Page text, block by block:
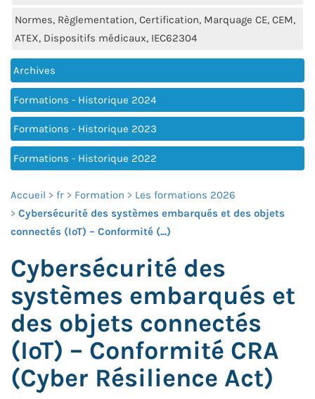
Normes, Règlementation, Certification, Marquage CE, CEM,
ATEX, Dispositifs médicaux, IEC62304
Archives
Formations - Historique 2024
Formations - Historique 2023
Formations - Historique 2022
Accueil fr Formation
Les formations 2026
Cybersécurité des systèmes embarqués et des objets
connectés (IoT) – Conformité (...)
Cybersécurité des
systèmes embarqués et
des objets connectés
(IoT) – Conformité CRA
(Cyber Résilience Act)